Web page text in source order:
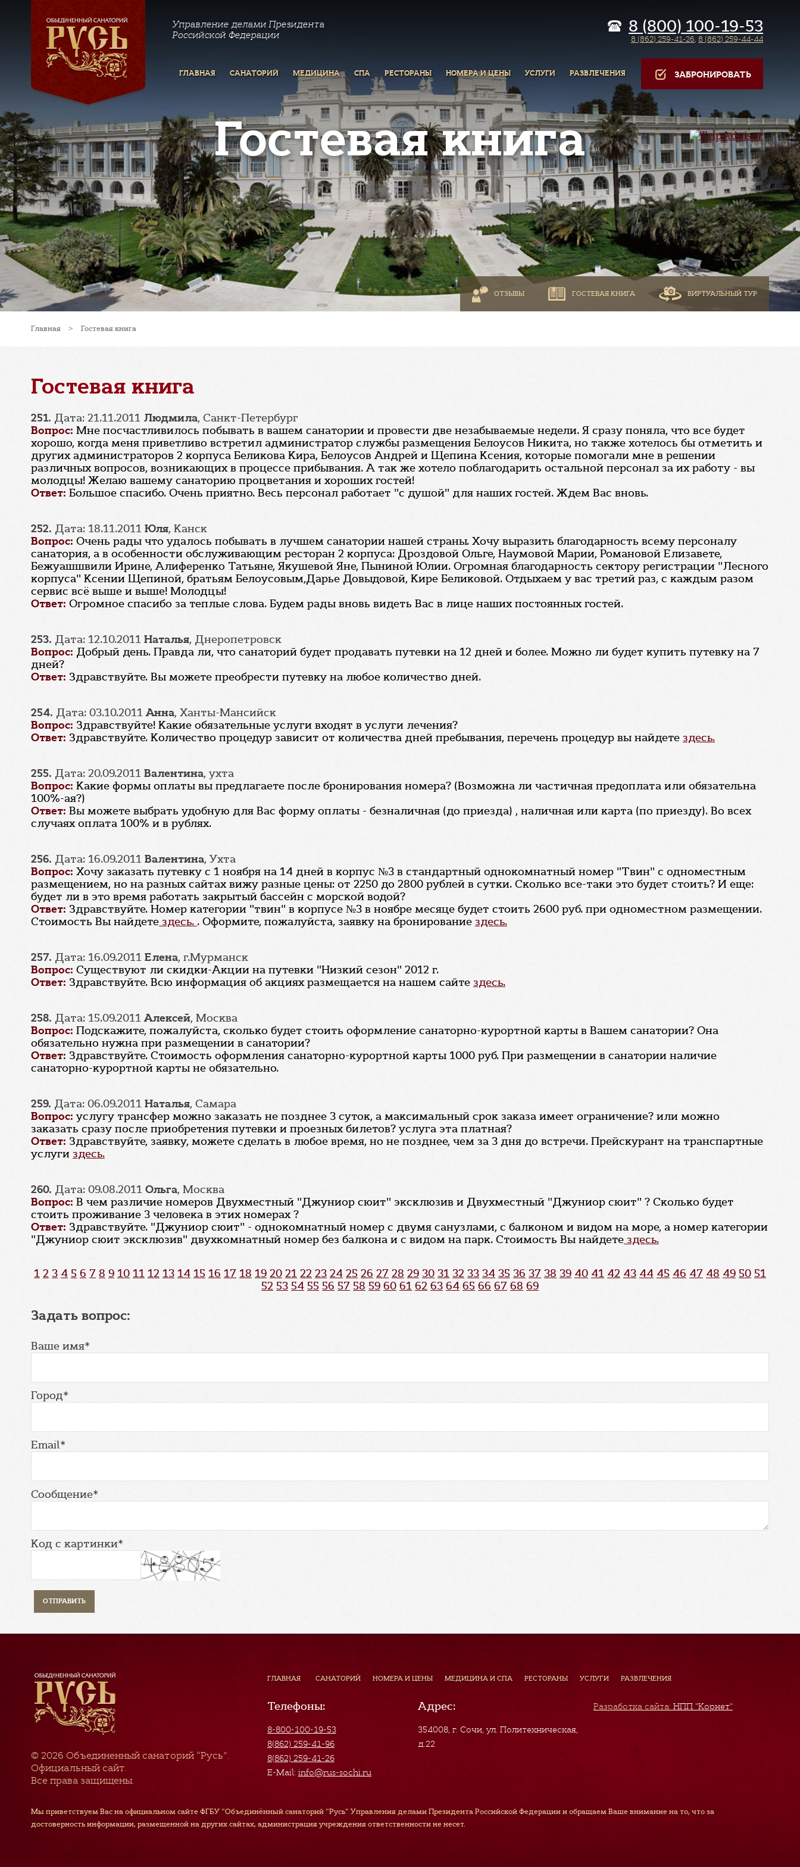
Управление делами Президента
Российской Федерации
8 (800) 100-19-53
8 (862) 259-41-26, 8 (862) 259-44-44
ГЛАВНАЯ САНАТОРИЙ МЕДИЦИНА СПА РЕСТОРАНЫ НОМЕРА И ЦЕНЫ УСЛУГИ РАЗВЛЕЧЕНИЯ ЗАБРОНИРОВАТЬ
Гостевая книга
ОТЗЫВЫ ГОСТЕВАЯ КНИГА ВИРТУАЛЬНЫЙ ТУР
Главная > Гостевая книга
Гостевая книга
251. Дата: 21.11.2011 Людмила, Санкт-Петербург
Вопрос: Мне посчастливилось побывать в вашем санатории и провести две незабываемые недели. Я сразу поняла, что все будет
хорошо, когда меня приветливо встретил администратор службы размещения Белоусов Никита, но также хотелось бы отметить и
других администраторов 2 корпуса Беликова Кира, Белоусов Андрей и Щепина Ксения, которые помогали мне в решении
различных вопросов, возникающих в процессе прибывания. А так же хотело поблагодарить остальной персонал за их работу - вы
молодцы! Желаю вашему санаторию процветания и хороших гостей!
Ответ: Большое спасибо. Очень приятно. Весь персонал работает "с душой" для наших гостей. Ждем Вас вновь.
252. Дата: 18.11.2011 Юля, Канск
Вопрос: Очень рады что удалось побывать в лучшем санатории нашей страны. Хочу выразить благодарность всему персоналу
санатория, а в особенности обслуживающим ресторан 2 корпуса: Дроздовой Ольге, Наумовой Марии, Романовой Елизавете,
Бежуашшвили Ирине, Алиференко Татьяне, Якушевой Яне, Пыниной Юлии. Огромная благодарность сектору регистрации "Лесного
корпуса" Ксении Щепиной, братьям Белоусовым,Дарье Довыдовой, Кире Беликовой. Отдыхаем у вас третий раз, с каждым разом
сервис всё выше и выше! Молодцы!
Ответ: Огромное спасибо за теплые слова. Будем рады вновь видеть Вас в лице наших постоянных гостей.
253. Дата: 12.10.2011 Наталья, Днеропетровск
Вопрос: Добрый день. Правда ли, что санаторий будет продавать путевки на 12 дней и более. Можно ли будет купить путевку на 7
дней?
Ответ: Здравствуйте. Вы можете преобрести путевку на любое количество дней.
254. Дата: 03.10.2011Анна, Ханты-Мансийск
Вопрос: Здравствуйте! Какие обязательные услуги входят в услуги лечения?
Ответ: Здравствуйте. Количество процедур зависит от количества дней пребывания, перечень процедур вы найдете здесь.
255. Дата: 20.09.2011 Валентина, ухта
Вопрос: Какие формы оплаты вы предлагаете после бронирования номера? (Возможна ли частичная предоплата или обязательна
100%-ая?)
Ответ: Вы можете выбрать удобную для Вас форму оплаты - безналичная (до приезда) , наличная или карта (по приезду). Во всех
случаях оплата 100% и в рублях.
256. Дата: 16.09.2011 Валентина, Ухта
Вопрос: Хочу заказать путевку с 1 ноября на 14 дней в корпус №3 в стандартный однокомнатный номер "Твин" с одноместным
размещением, но на разных сайтах вижу разные цены: от 2250 до 2800 рублей в сутки. Сколько все-таки это будет стоить? И еще:
будет ли в это время работать закрытый бассейн с морской водой?
Ответ: Здравствуйте. Номер категории "твин" в корпусе №3 в ноябре месяце будет стоить 2600 руб. при одноместном размещении.
Стоимость Вы найдете здесь. . Оформите, пожалуйста, заявку на бронирование здесь.
257. Дата: 16.09.2011 Елена, г.Мурманск
Вопрос: Существуют ли скидки-Акции на путевки "Низкий сезон" 2012 г.
Ответ: Здравствуйте. Всю информация об акциях размещается на нашем сайте здесь.
258. Дата: 15.09.2011Алексей, Москва
Вопрос: Подскажите, пожалуйста, сколько будет стоить оформление санаторно-курортной карты в Вашем санатории? Она
обязательно нужна при размещении в санатории?
Ответ: Здравствуйте. Стоимость оформления санаторно-курортной карты 1000 руб. При размещении в санатории наличие
санаторно-курортной карты не обязательно.
259. Дата: 06.09.2011 Наталья, Самара
Вопрос: услугу трансфер можно заказать не позднее 3 суток, а максимальный срок заказа имеет ограничение? или можно
заказать сразу после приобретения путевки и проезных билетов? услуга эта платная?
Ответ: Здравствуйте, заявку, можете сделать в любое время, но не позднее, чем за 3 дня до встречи. Прейскурант на транспартные
услуги здесь.
260. Дата: 09.08.2011 Ольга, Москва
Вопрос: В чем различие номеров Двухместный "Джуниор сюит" эксклюзив и Двухместный "Джуниор сюит" ? Сколько будет
стоить проживание 3 человека в этих номерах ?
Ответ: Здравствуйте. "Джуниор сюит" - однокомнатный номер с двумя санузлами, с балконом и видом на море, а номер категории
"Джуниор сюит эксклюзив" двухкомнатный номер без балкона и с видом на парк. Стоимость Вы найдете здесь.
1 2 3 4 5 6 7 8 9 10 11 12 13 14 15 16 17 18 19 20 21 22 23 24 25 26 27 28 29 30 31 32 33 34 35 36 37 38 39 40 41 42 43 44 45 46 47 48 49 50 51
52 53 54 55 56 57 58 59 60 61 62 63 64 65 66 67 68 69
Задать вопрос:
Ваше имя*
Город*
Email*
Сообщение*
Код с картинки*
© 2026 Объединенный санаторий “Русь”.
Официальный сайт.
Все права защищены.
ГЛАВНАЯ САНАТОРИЙ НОМЕРА И ЦЕНЫ МЕДИЦИНА И СПА РЕСТОРАНЫ УСЛУГИ РАЗВЛЕЧЕНИЯ
Телефоны:
8-800-100-19-53
8(862) 259-41-96
8(862) 259-41-26
E-Mail: info@rus-sochi.ru
Адрес:
354008, г. Сочи,ул. Политехническая,
д.22
Разработка сайта: НПП "Корнет"
Мы приветствуем Вас на официальном сайте ФГБУ "Объединённый санаторий "Русь" Управления делами Президента Российской Федерации и обращаем Ваше внимание на то, что за
достоверность информации, размещенной на других сайтах, администрация учреждения ответственности не несет.